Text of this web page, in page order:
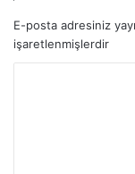
E-posta adresiniz
işaretlenmişlerdir